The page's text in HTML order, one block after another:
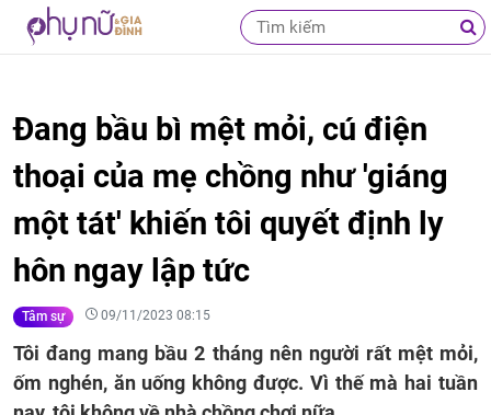
Đang bầu bì mệt mỏi, cú điện
thoại của mẹ chồng như 'giáng
một tát' khiến tôi quyết định ly
hôn ngay lập tức
Tâm sự 09/11/2023 08:15
Tôi đang mang bầu 2 tháng nên người rất mệt mỏi,
ốm nghén, ăn uống không được. Vì thế mà hai tuần